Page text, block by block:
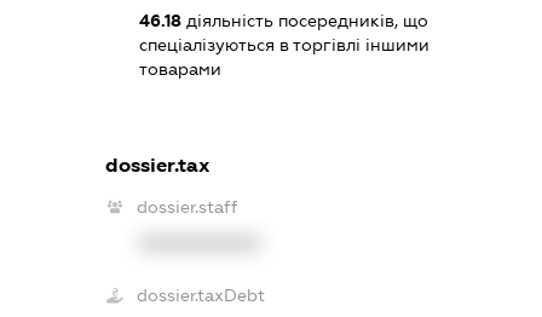
46.18діяльність посередників, що
спеціалізуються в торгівлі іншими
товарами
dossier.tax
dossier.staff
dossier.taxDebt